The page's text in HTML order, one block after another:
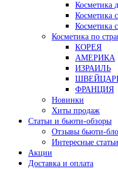
Косметика
Косметика
Косметика
Косметика по
КОРЕЯ
АМЕРИКА
ИЗРАИЛЬ
ФРАНЦИЯ
Новинки
Хиты продаж
Статьи и бьюти-обзоры
Отзывы бьюти-
Интересные статьи
Акции
Доставка и оплата